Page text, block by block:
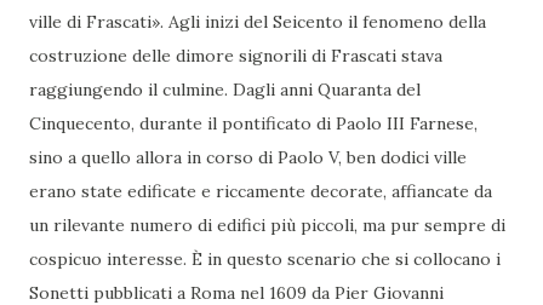
ville di Frascati». Agli inizi del Seicento il fenomeno della
costruzione delle dimore signorili di Frascati stava
raggiungendo il culmine. Dagli anni Quaranta del
Cinquecento, durante il pontificato di Paolo III Farnese,
sino a quello allora in corso di Paolo V, ben dodici ville
erano state edificate e riccamente decorate, affiancate da
un rilevante numero di edifici più piccoli, ma pur sempre di
cospicuo interesse. È in questo scenario che si collocano i
Sonetti pubblicati a Roma nel 1609 da Pier Giovanni